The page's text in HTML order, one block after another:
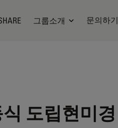
그룹소개 문의하기
도립현미경